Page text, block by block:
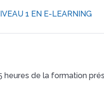
1 EN E-LEARNING
de la formation